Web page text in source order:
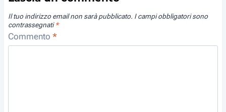
Il tuo indirizzo email non sarà pubblicato. I campi obbligatori sono
contrassegnati*
Commento *